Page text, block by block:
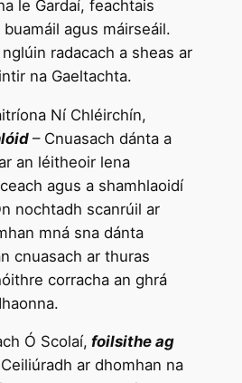
le Gardaí, feachtais
agus máirseáil.
radacach a sheas ar
na Gaeltachta.
Ní Chléirchín,
– Cnuasach dánta a
an léitheoir lena
agus a shamhlaoidí
nochtadh scanrúil ar
mná sna dánta
cnuasach ar thuras
corracha an ghrá
Ó Scolaí, foilsithe ag
ar dhomhan na